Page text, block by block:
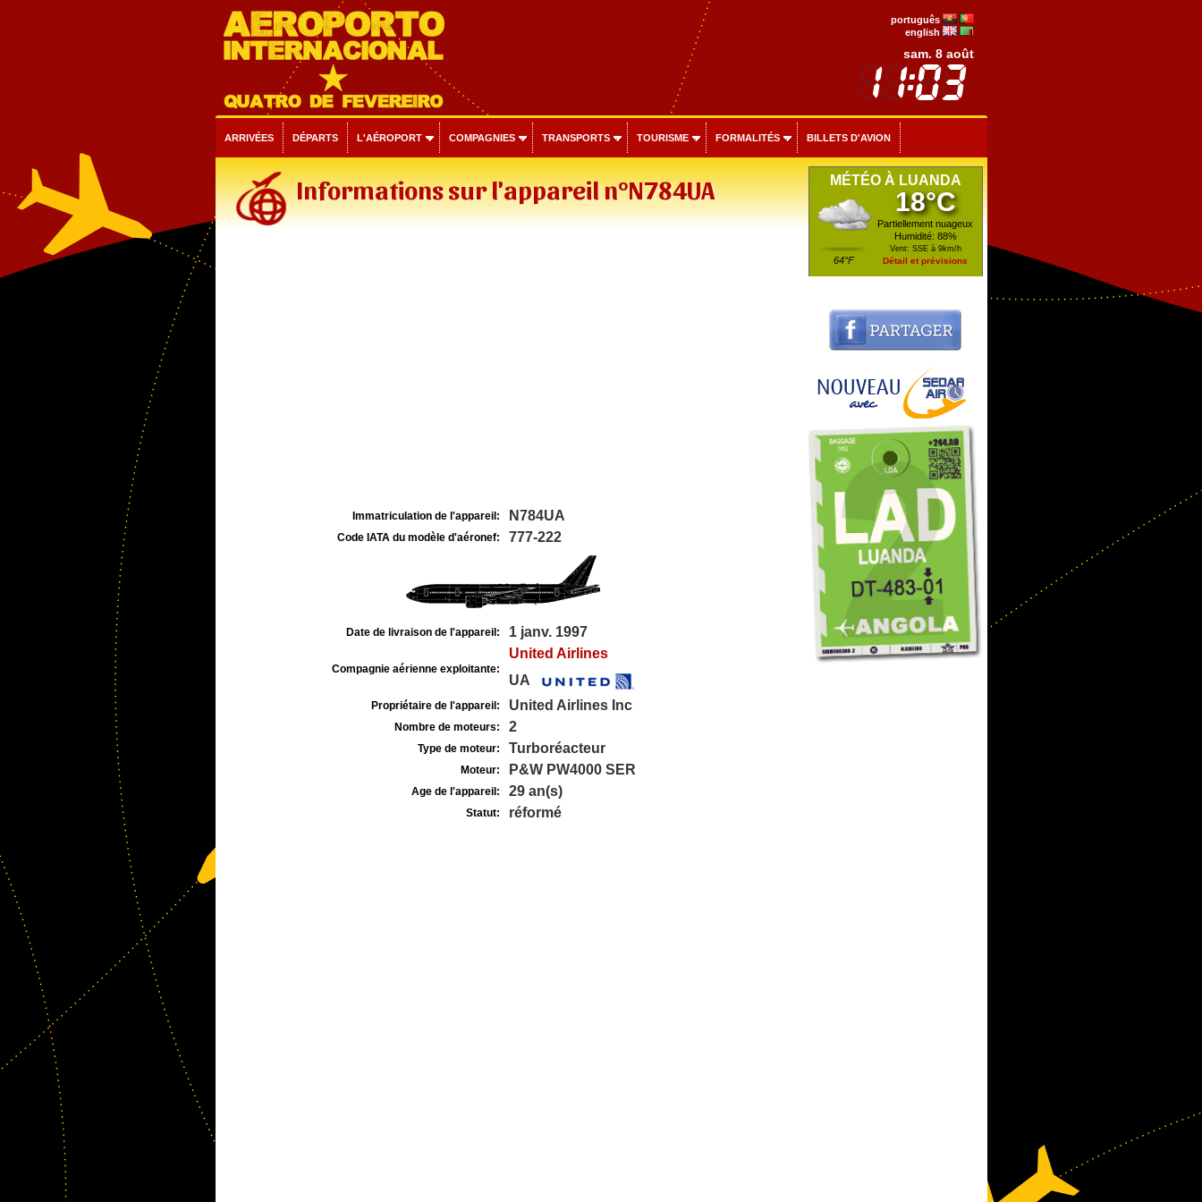
português
english
sam. 8 août
ARRIVÉES DÉPARTS L'AÉROPORT COMPAGNIES TRANSPORTS TOURISME FORMALITÉS BILLETS D'AVION
Informations sur l'appareil n°N784UA
Immatriculation de l'appareil: N784UA
Code IATA du modèle d'aéronef: 777-222
Date de livraison de l'appareil: 1 janv. 1997
Compagnie aérienne exploitante:
United Airlines
UA
Propriétaire de l'appareil: United Airlines Inc
Nombre de moteurs: 2
Type de moteur: Turboréacteur
Moteur: P&W PW4000 SER
Age de l'appareil: 29 an(s)
Statut: réformé
MÉTÉO À LUANDA
64°F
18°C
Partiellement nuageux
Humidité: 88%
Vent: SSE à 9km/h
Détail et prévisions